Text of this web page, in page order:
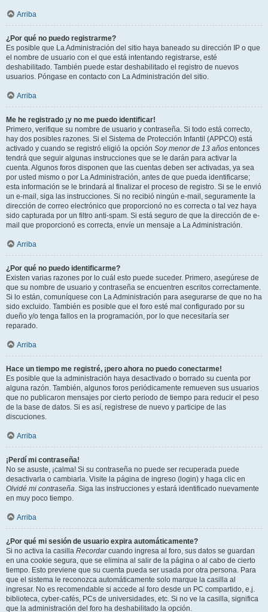
Arriba
¿Por qué no puedo registrarme?
Es posible que La Administración del sitio haya baneado su dirección IP o que
el nombre de usuario con el que está intentando registrarse, esté
deshabilitado. También puede estar deshabilitado el registro de nuevos
usuarios. Póngase en contacto con La Administración del sitio.
Arriba
Me he registrado ¡y no me puedo identificar!
Primero, verifique su nombre de usuario y contraseña. Si todo está correcto,
hay dos posibles razones. Si el Sistema de Protección Infantil (APPCO) está
activado y cuando se registró eligió la opción Soy menor de 13 años entonces
tendrá que seguir algunas instrucciones que se le darán para activar la
cuenta. Algunos foros disponen que las cuentas deben ser activadas, ya sea
por usted mismo o por La Administración, antes de que pueda identificarse;
esta información se le brindará al finalizar el proceso de registro. Si se le envió
un e-mail, siga las instrucciones. Si no recibió ningún e-mail, seguramente la
dirección de correo electrónico que proporcionó no es correcta o tal vez haya
sido capturada por un filtro anti-spam. Si está seguro de que la dirección de e-
mail que proporcionó es correcta, envíe un mensaje a La Administración.
Arriba
¿Por qué no puedo identificarme?
Existen varias razones por lo cuál esto puede suceder. Primero, asegúrese de
que su nombre de usuario y contraseña se encuentren escritos correctamente.
Si lo están, comuníquese con La Administración para asegurarse de que no ha
sido excluido. También es posible que el foro esté mal configurado por su
dueño y/o tenga fallos en la programación, por lo que necesitaría ser
reparado.
Arriba
Hace un tiempo me registré, ¡pero ahora no puedo conectarme!
Es posible que la administración haya desactivado o borrado su cuenta por
alguna razón. También, algunos foros periódicamente remueven sus usuarios
que no publicaron mensajes por cierto periodo de tiempo para reducir el peso
de la base de datos. Si es así, registrese de nuevo y participe de las
discuciones.
Arriba
¡Perdí mi contraseña!
No se asuste, ¡calma! Si su contraseña no puede ser recuperada puede
desactivarla o cambiarla. Visite la página de ingreso (login) y haga clic en
Olvidé mi contraseña. Siga las instrucciones y estará identificado nuevamente
en muy poco tiempo.
Arriba
¿Por qué mi sesión de usuario expira automáticamente?
Si no activa la casilla Recordarcuando ingresa al foro, sus datos se guardan
en una cookie segura, que se elimina al salir de la página o al cabo de cierto
tiempo. Esto previene que su cuenta pueda ser usada por otra persona. Para
que el sistema le reconozca automáticamente solo marque la casilla al
ingresar. No es recomendable si accede al foro desde un PC compartido, e.j.
biblioteca, cyber-cafés, PCs de universidades, etc. Si no ve la casilla, significa
que la administración del foro ha deshabilitado la opción.